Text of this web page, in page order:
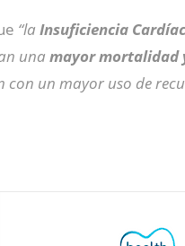
“la Insuficiencia
una mayor mortalidad
un mayor uso de